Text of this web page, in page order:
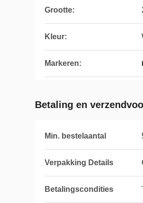
Grootte:
Kleur:
Markeren:
Betaling en
Min. bestelaantal
Verpakking Details
Betalingscondities